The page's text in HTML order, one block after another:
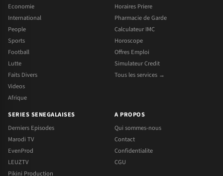
Economie
International
People
Sports
Football
Lutte
Faits Divers
Videos
Afrique
Horaires Priere
Pharmacie de Garde
Calculateur IMC
Horoscope
Offres Emploi
Simulateur Credit
Tous les services →
SERIES SENEGALAISES
Derniers Episodes
Marodi TV
EvenProd
LEUZTV
Pikini Production
A PROPOS
Qui sommes-nous
Contact
Confidentialite
CGU